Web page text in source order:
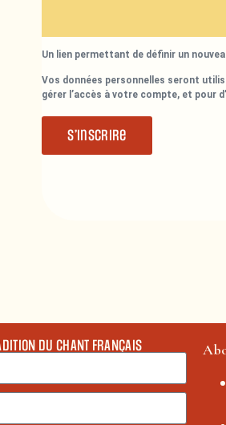
Un lien permettant de définir un
Vos données personnelles seront
gérer l’accès à votre compte, et pour
S’inscrire
DU CHANT FRANÇAIS